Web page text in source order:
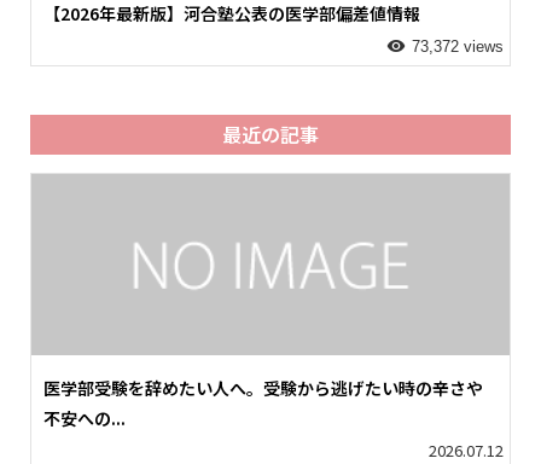
【2026年最新版】河合塾公表の医学部偏差値情報
73,372 views
最近の記事
医学部受験を辞めたい人へ。受験から逃げたい時の辛さや
不安への...
2026.07.12